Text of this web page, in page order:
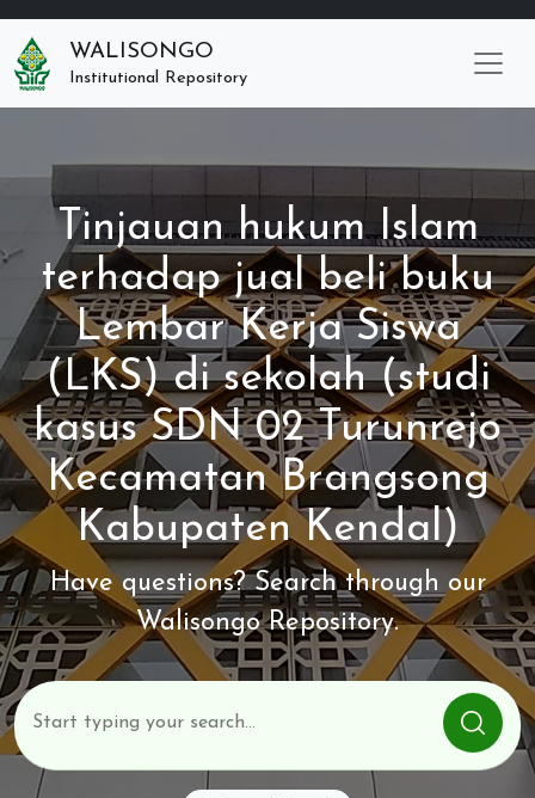
WALISONGO
Institutional Repository
Tinjauan hukum Islam
terhadap jual beli buku
Lembar Kerja Siswa
(LKS) di sekolah (studi
kasus SDN 02 Turunrejo
Kecamatan Brangsong
Kabupaten Kendal)
Have questions? Search through our
Walisongo Repository.